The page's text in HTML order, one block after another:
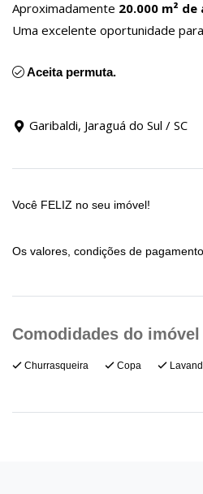
Aproximadamente 20.000 m²
Uma excelente oportunidade
Aceita permuta.
Garibaldi, Jaraguá do Sul / SC
Você FELIZ no seu imóvel!
Os valores, condições de
Churrasqueira Copa